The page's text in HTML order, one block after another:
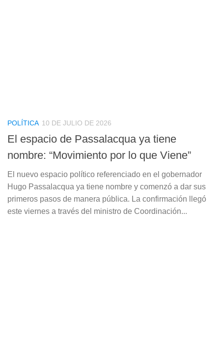
POLÍTICA 10 DE JULIO DE 2026
El espacio de Passalacqua ya tiene
nombre: “Movimiento por lo que Viene”
El nuevo espacio político referenciado en el gobernador
Hugo Passalacqua ya tiene nombre y comenzó a dar sus
primeros pasos de manera pública. La confirmación llegó
este viernes a través del ministro de Coordinación...